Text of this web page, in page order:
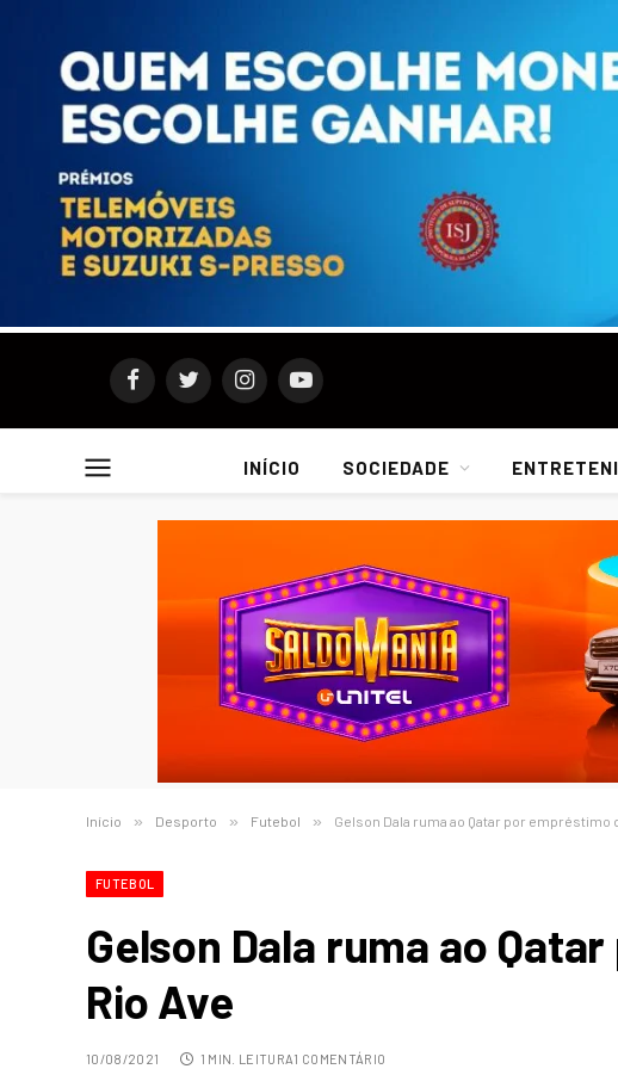
FacebookTwitterInstagramYouTube
INÍCIO SOCIEDADE
Início » Desporto » Futebol » Gelson Dala ruma ao Qatar por empréstimo
FUTEBOL
Gelson Dala ruma ao
Rio Ave
10/08/2021 1 MIN. LEITURA1 COMENTÁRIO